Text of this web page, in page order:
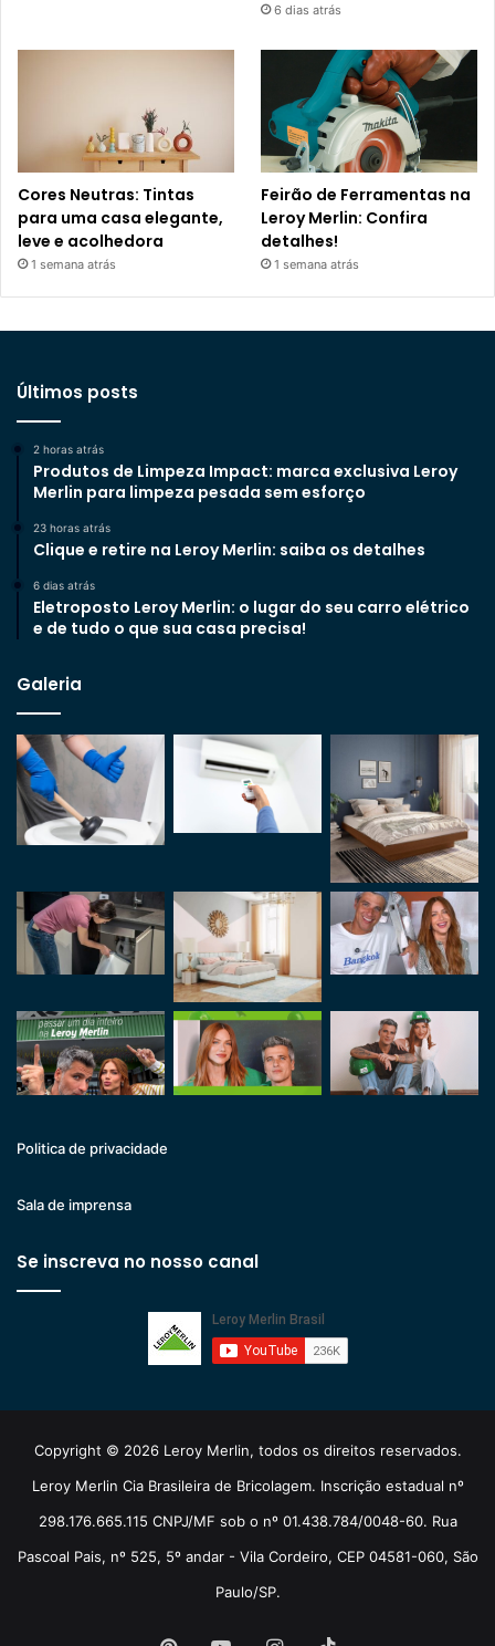
6 dias atrás
Cores Neutras: Tintas
para uma casa elegante,
leve e acolhedora
1 semana atrás
Feirão de Ferramentas na
Leroy Merlin: Confira
detalhes!
1 semana atrás
Últimos posts
2 horas atrás
Produtos de Limpeza Impact: marca exclusiva Leroy
Merlin para limpeza pesada sem esforço
23 horas atrás
Clique e retire na Leroy Merlin: saiba os detalhes
6 dias atrás
Eletroposto Leroy Merlin: o lugar do seu carro elétrico
e de tudo o que sua casa precisa!
Galeria
Politica de privacidade
Sala de imprensa
Se inscreva no nosso canal
Copyright © 2026 Leroy Merlin, todos os direitos reservados.
Leroy Merlin Cia Brasileira de Bricolagem. Inscrição estadual nº
298.176.665.115 CNPJ/MF sob o nº 01.438.784/0048-60. Rua
Pascoal Pais, nº 525, 5º andar - Vila Cordeiro, CEP 04581-060, São
Paulo/SP.